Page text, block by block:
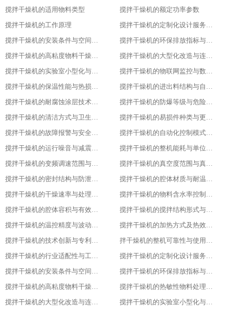
搅拌干燥机的适用物料类型
搅拌干燥机的额定功率参数
搅拌干燥机的工作原理
搅拌干燥机的定制化设计服务范围
搅拌干燥机的安装条件与空间布局要求
搅拌干燥机的环保排放指标与净化措施
搅拌干燥机的高粘度物料干燥适配设计
搅拌干燥机的大型化改造与连续生产能力
搅拌干燥机的实验室小型化与参数复刻性
搅拌干燥机的物联网监控与数据追溯能力
搅拌干燥机的保温性能与热损失率
搅拌干燥机的进出料结构与自动化适配
搅拌干燥机的耐腐蚀涂层技术与应用场景
搅拌干燥机的防爆等级与危险环境适配性
搅拌干燥机的清洁方式与卫生残留标准
搅拌干燥机的易损件种类与更换周期
搅拌干燥机的故障报警与安全保护功能
搅拌干燥机的自动化控制模式分类
搅拌干燥机的运行噪音与减震措施
搅拌干燥机的整机能耗与单位能耗标准
搅拌干燥机的变频调速范围与控制精度
搅拌干燥机的真空度范围与真空干燥效果
搅拌干燥机的密封结构与防泄漏等级
搅拌干燥机的腔体材质与耐温耐腐蚀性能
搅拌干燥机的干燥速率与处理量参数
搅拌干燥机的物料含水率控制范围
搅拌干燥机的腔体容积与有效装载率
搅拌干燥机的搅拌结构形式与适配物料
搅拌干燥机的温控精度与波动范围
搅拌干燥机的加热方式及热效率指标
搅拌干燥机的技术创新与专利技术应用
拌干燥机的整机可靠性与使用寿命
搅拌干燥机的行业适配性与工艺调整方案
搅拌干燥机的定制化设计服务范围
搅拌干燥机的安装条件与空间布局要求
搅拌干燥机的环保排放指标与净化措施
搅拌干燥机的高粘度物料干燥适配设计
搅拌干燥机的热敏性物料处理工艺优化
搅拌干燥机的大型化改造与连续生产能力
搅拌干燥机的实验室小型化与参数复刻性